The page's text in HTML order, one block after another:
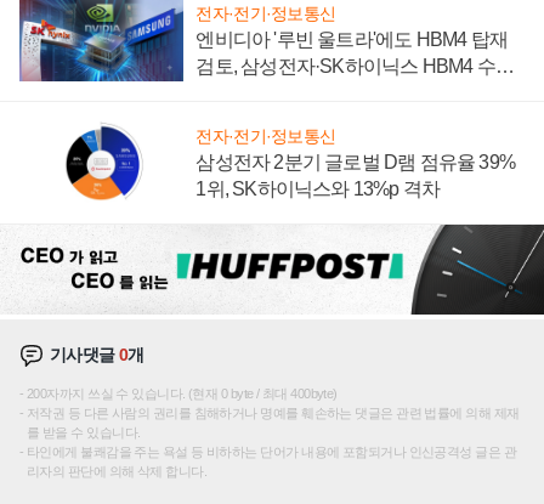
전자·전기·정보통신
엔비디아 '루빈 울트라'에도 HBM4 탑재
검토, 삼성전자·SK하이닉스 HBM4 수율
전자·전기·정보통신
삼성전자 2분기 글로벌 D램 점유율 39%
1위, SK하이닉스와 13%p 격차
기사댓글0개
200자까지 쓰실 수 있습니다. (현재 0 byte / 최대 400byte)
저작권 등 다른 사람의 권리를 침해하거나 명예를 훼손하는 댓글은 관련 법률에 의해 제재
를 받을 수 있습니다.
타인에게 불쾌감을 주는 욕설 등 비하하는 단어가 내용에 포함되거나 인신공격성 글은 관
리자의 판단에 의해 삭제 합니다.